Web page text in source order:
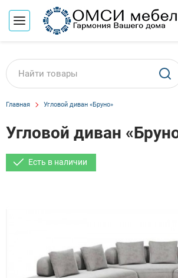
Главная Угловой диван «Бруно»
Угловой диван
Есть в наличии